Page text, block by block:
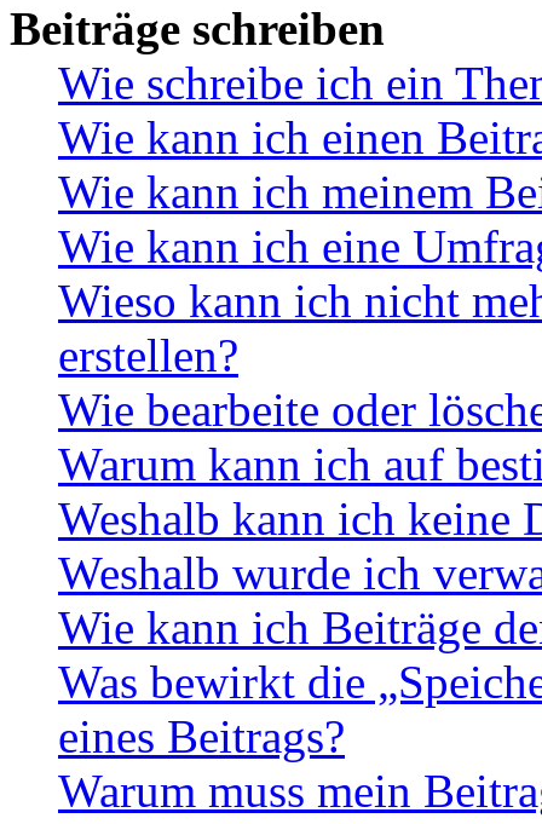
Beiträge schreiben
Wie schreibe ich ein
Wie kann ich einen
Wie kann ich meinem
Wie kann ich eine
Wieso kann ich nicht
erstellen?
Wie bearbeite oder
Warum kann ich auf
Weshalb kann ich keine
Weshalb wurde ich
Wie kann ich Beiträge
Was bewirkt die
eines Beitrags?
Warum muss mein